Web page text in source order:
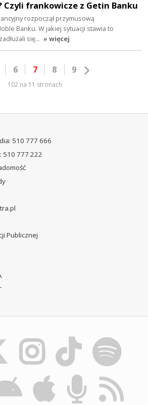
Czyli frankowicze z Getin Banku
rozpoczął przymusową
Banku. W jakiej sytuacji stawia to
się… » więcej
6 7 8 9
102 na 11 stronach
510 777 666
510 777 222
Publicznej